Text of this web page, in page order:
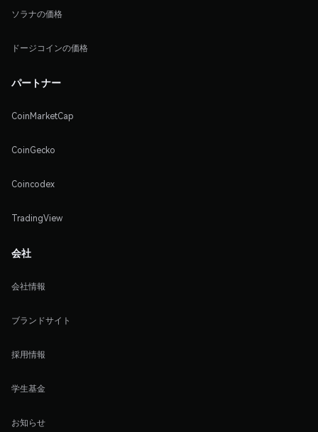
ソラナの価格
ドージコインの価格
パートナー
CoinMarketCap
CoinGecko
Coincodex
TradingView
会社
会社情報
ブランドサイト
採用情報
学生基金
お知らせ